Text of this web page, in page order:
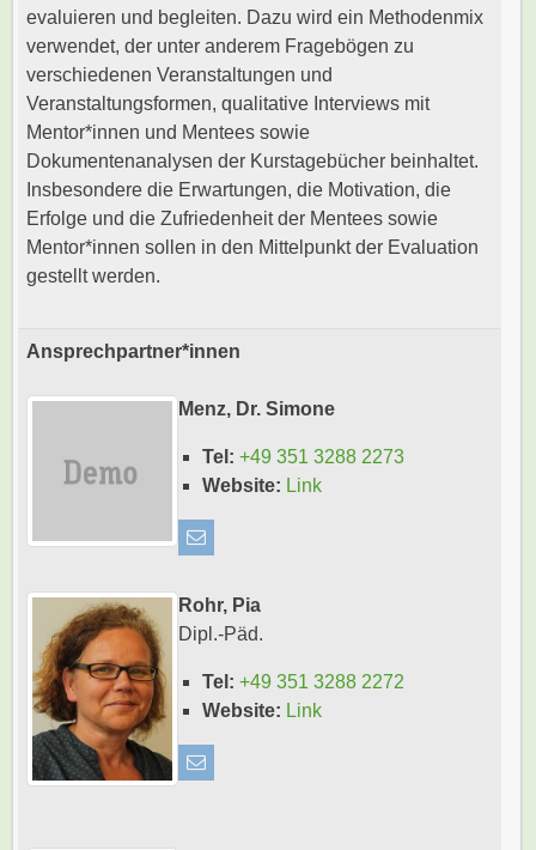
evaluieren und begleiten. Dazu wird ein Methodenmix
verwendet, der unter anderem Fragebögen zu
verschiedenen Veranstaltungen und
Veranstaltungsformen, qualitative Interviews mit
Mentor*innen und Mentees sowie
Dokumentenanalysen der Kurstagebücher beinhaltet.
Insbesondere die Erwartungen, die Motivation, die
Erfolge und die Zufriedenheit der Mentees sowie
Mentor*innen sollen in den Mittelpunkt der Evaluation
gestellt werden.
Ansprechpartner*innen
Menz, Dr. Simone
Tel: +49 351 3288 2273
Website: Link
Rohr, Pia
Dipl.-Päd.
Tel: +49 351 3288 2272
Website: Link